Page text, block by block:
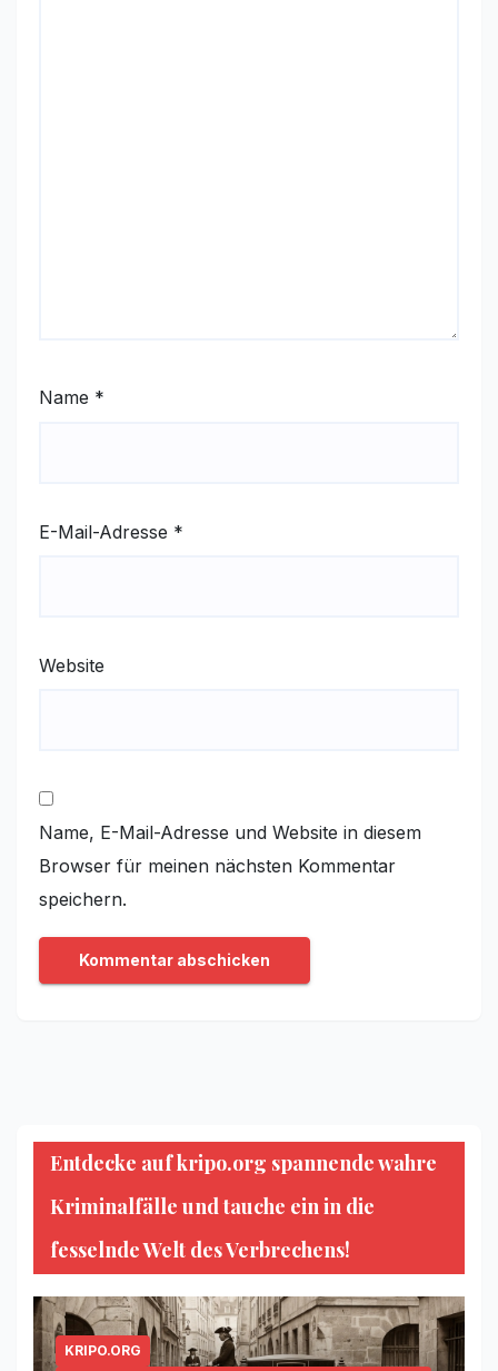
Name *
E-Mail-Adresse *
Website
Name, E-Mail-Adresse und Website in diesem
Browser für meinen nächsten Kommentar
speichern.
Entdecke auf kripo.org spannende wahre
Kriminalfälle und tauche ein in die
fesselnde Welt des Verbrechens!
KRIPO.ORG